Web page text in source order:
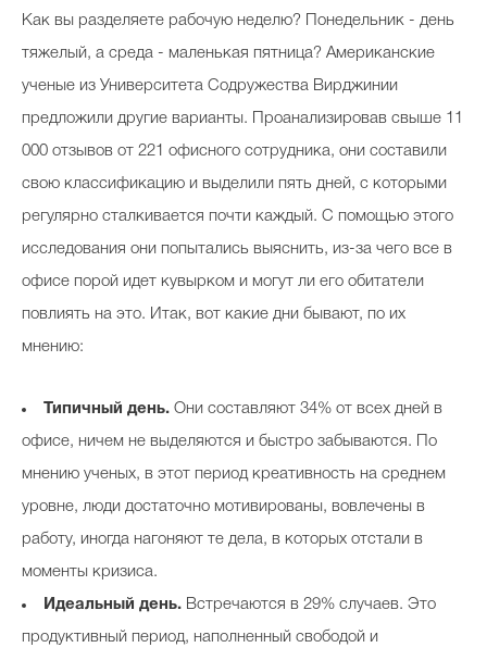
Как вы разделяете рабочую неделю? Понедельник - день
тяжелый, а среда - маленькая пятница? Американские
ученые из Университета Содружества Вирджинии
предложили другие варианты. Проанализировав свыше 11
000 отзывов от 221 офисного сотрудника, они составили
свою классификацию и выделили пять дней, с которыми
регулярно сталкивается почти каждый. С помощью этого
исследования они попытались выяснить, из-за чего все в
офисе порой идет кувырком и могут ли его обитатели
повлиять на это. Итак, вот какие дни бывают, по их
мнению:
Типичный день. Они составляют 34% от всех дней в
офисе, ничем не выделяются и быстро забываются. По
мнению ученых, в этот период креативность на среднем
уровне, люди достаточно мотивированы, вовлечены в
работу, иногда нагоняют те дела, в которых отстали в
моменты кризиса.
Идеальный день. Встречаются в 29% случаев. Это
продуктивный период, наполненный свободой и